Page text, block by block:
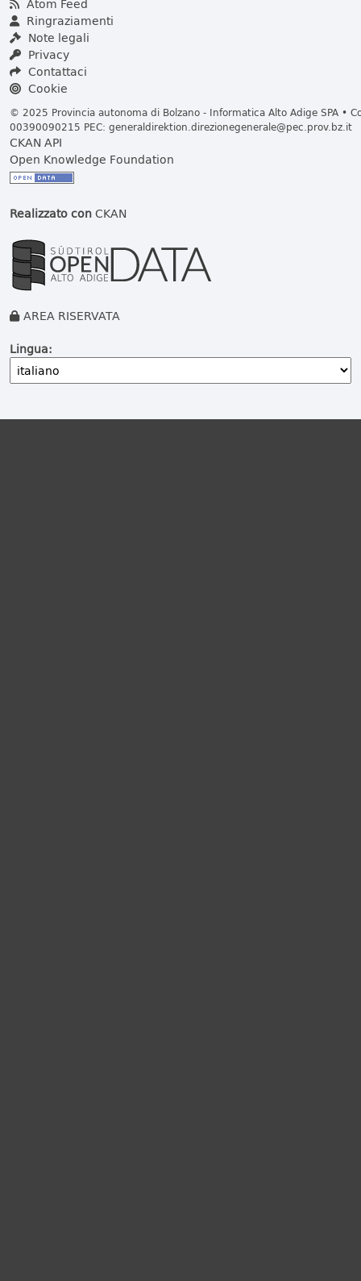
Atom Feed
Ringraziamenti
Note legali
Privacy
Contattaci
Cookie
© 2025 Provincia autonoma di Bolzano - Informatica Alto Adige SPA •
00390090215 PEC: generaldirektion.direzionegenerale@pec.prov.bz.it
CKAN API
Open Knowledge Foundation
Realizzato conCKAN
AREA RISERVATA
Lingua